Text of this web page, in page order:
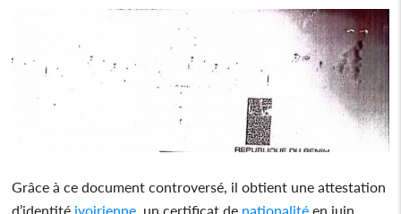
Grâce à ce document controversé, il obtient une attestation
d’identité ivoirienne , un certificat de nationalité en juin